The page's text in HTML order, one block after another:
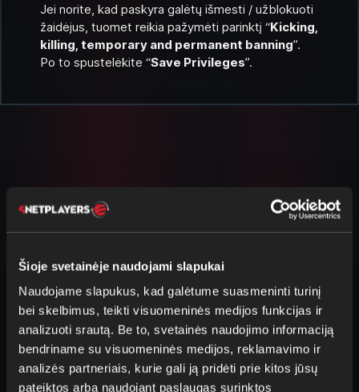
Šioje svetainėje naudojami slapukai
Naudojame slapukus, kad galėtume suasmeninti turinį
bei skelbimus, teikti visuomeninės medijos funkcijas ir
analizuoti srautą. Be to, svetainės naudojimo informaciją
bendriname su visuomeninės medijos, reklamavimo ir
analizės partneriais, kurie gali ją pridėti prie kitos jūsų
pateiktos arba naudojant paslaugas surinktos
Jei norite, kad paskyra galėtų išmesti / užblokuoti
žaidėjus, tuomet reikia pažymėti parinktį “Kicking,
killing, temporary and permanent banning”.
Po to spustelėkite “Save Privileges”.
Daugiau straipsnių apie
Battlefield 4
Pagrindinės ProCon komandos
Battlefield 4
Visos galimos komandos su paaiškinimais